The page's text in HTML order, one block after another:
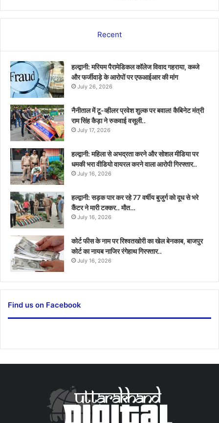
Recent
हल्द्वानी: मरियम पैरामेडिकल कॉलेज विवाद गहराया, कब्जे
और फर्जीवाड़े के आरोपों पर एफआईआर की मांग
July 26, 2026
नैनीताल में टू-व्हीलर प्रवेश शुल्क पर बवाल! कैबिनेट मंत्री
राम सिंह कैड़ा ने रुकवाई वसूली..
July 17, 2026
हल्द्वानी: महिला से अभद्रता करने और सोशल मीडिया पर
धमकी भरा वीडियो वायरल करने वाला आरोपी गिरफ्तार..
July 16, 2026
हल्द्वानी: सड़क पार कर रहे 77 वर्षीय बुजुर्ग को दूध से भरे
कैंटर ने मारी टक्कर.. मौत…
July 16, 2026
कोर्ट फीस के नाम पर रिश्वतखोरी का खेल बेनकाब, बाजपुर
कोर्ट का नायब नाजिर रंगेहाथ गिरफ्तार..
July 16, 2026
Find us on Facebook